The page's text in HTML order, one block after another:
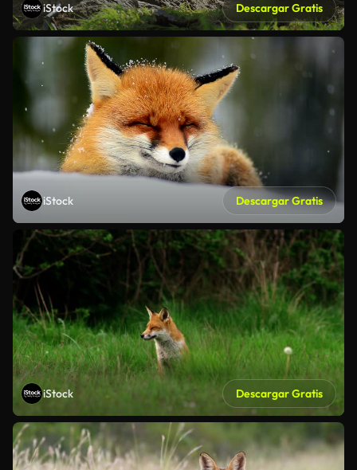
iStock Descargar Gratis
iStock Descargar Gratis
iStock Descargar Gratis